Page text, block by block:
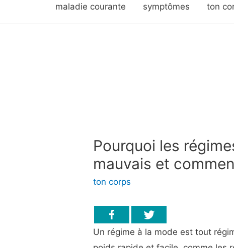
maladie courante symptômes ton
Pourquoi les
mauvais et
ton corps
Un régime à la mode est tout